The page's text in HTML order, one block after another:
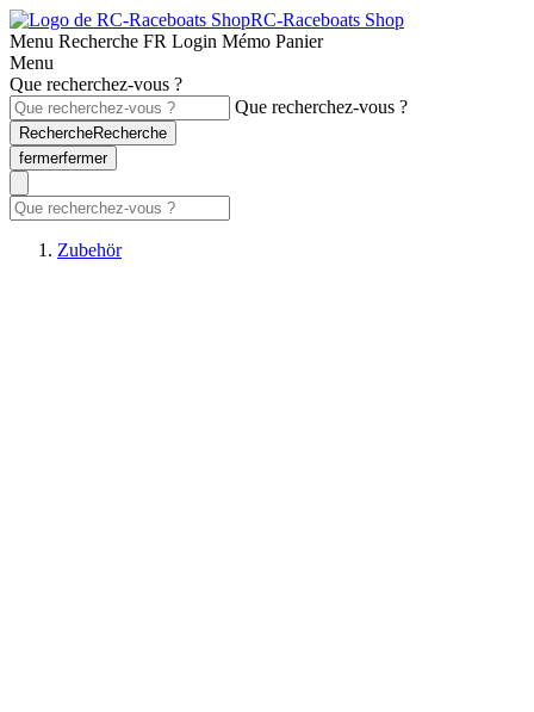
RC-Raceboats Shop
Menu Recherche FR Login Mémo Panier
Menu
Que recherchez-vous ?
Que recherchez-vous ?
RechercheRecherche
fermerfermer
Zubehör